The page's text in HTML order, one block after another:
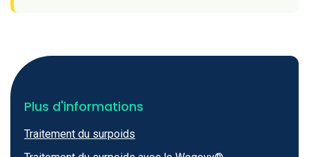
Plus d'informations
Traitement du surpoids